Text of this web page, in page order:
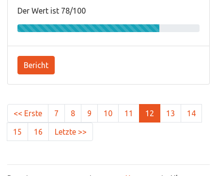
Der Wert ist 78/100
Bericht
<< Erste 7 8 9 10 11 12 13 14
15 16 Letzte >>